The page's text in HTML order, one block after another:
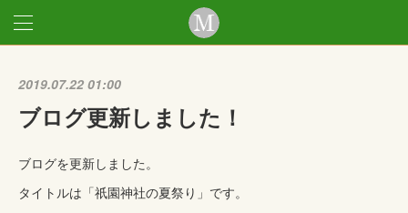
2019.07.22 01:00
ブログ更新しました！
ブログを更新しました。
タイトルは「祇園神社の夏祭り」です。